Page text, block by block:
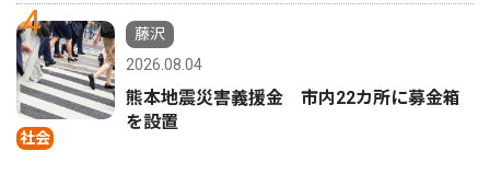
4
社会
藤沢
2026.08.04
熊本地震災害義援金 市内22カ所に募金箱
を設置